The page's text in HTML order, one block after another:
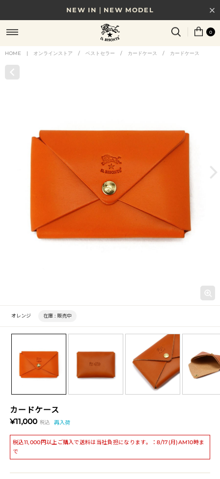
NEW IN｜NEW MODEL
8/17(月)10時まで｜税込11,000円以上で送料無料
贈る相手やシーンから選べる、新しいギフトガイド
0
HOME | オンラインストア / ベストセラー / カードケース / カードケース
カードケース
¥11,000 税込 再入荷
税込11,000円以上ご購入で送料は当社負担になります。：8/17(月)AM10時ま
で
オレンジ 在庫 : 販売中